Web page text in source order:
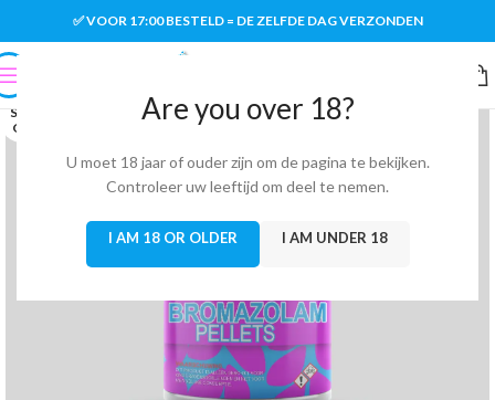
Are you over 18?
U moet 18 jaar of ouder zijn om de pagina te bekijken.
Controleer uw leeftijd om deel te nemen.
I AM 18 OR OLDER I AM UNDER 18
✅ VOOR 17:00 BESTELD = DE ZELFDE DAG VERZONDEN
SOLD
OUT